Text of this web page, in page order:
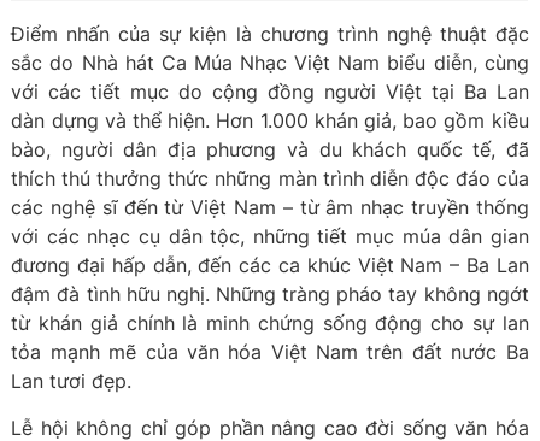
Điểm nhấn của sự kiện là chương trình nghệ thuật đặc
sắc do Nhà hát Ca Múa Nhạc Việt Nam biểu diễn, cùng
với các tiết mục do cộng đồng người Việt tại Ba Lan
dàn dựng và thể hiện. Hơn 1.000 khán giả, bao gồm kiều
bào, người dân địa phương và du khách quốc tế, đã
thích thú thưởng thức những màn trình diễn độc đáo của
các nghệ sĩ đến từ Việt Nam – từ âm nhạc truyền thống
với các nhạc cụ dân tộc, những tiết mục múa dân gian
đương đại hấp dẫn, đến các ca khúc Việt Nam – Ba Lan
đậm đà tình hữu nghị. Những tràng pháo tay không ngớt
từ khán giả chính là minh chứng sống động cho sự lan
tỏa mạnh mẽ của văn hóa Việt Nam trên đất nước Ba
Lan tươi đẹp.
Lễ hội không chỉ góp phần nâng cao đời sống văn hóa